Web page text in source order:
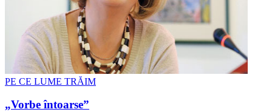
PE CE LUME TRĂIM
„Vorbe întoarse”